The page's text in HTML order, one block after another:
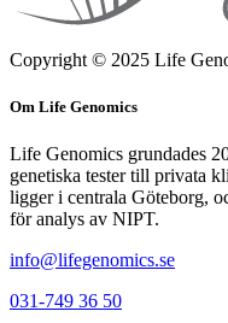
Copyright © 2025 Life
Om Life Genomics
Life Genomics grundades
genetiska tester till privata
ligger i centrala Göteborg,
för analys av NIPT.
info@lifegenomics.se
031-749 36 50